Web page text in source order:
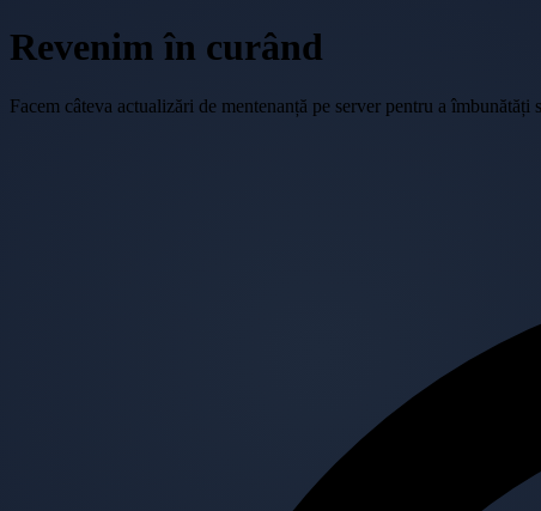
Revenim în curând
Facem câteva actualizări de mentenanță pe server pentru a